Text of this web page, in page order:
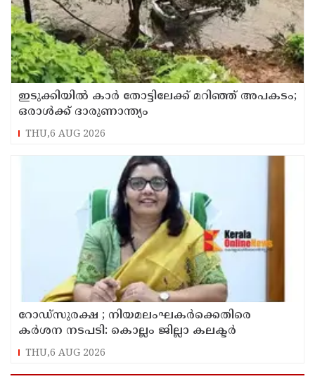
ഇടുക്കിയിൽ കാർ തോട്ടിലേക്ക് മറിഞ്ഞ് അപകടം;
ഒരാൾക്ക് ദാരുണാന്ത്യം
THU,6 AUG 2026
റോഡ്‌സുരക്ഷ ; നിയമലംഘകർക്കെതിരെ
കർശന നടപടി: കൊല്ലം ജില്ലാ കലക്ടർ
THU,6 AUG 2026